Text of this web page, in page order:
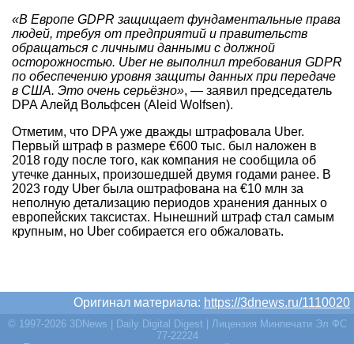
«В Европе GDPR защищает фундаментальные права
людей, требуя от предприятий и правительств
обращаться с личными данными с должной
осторожностью. Uber не выполнил требования GDPR
по обеспечению уровня защиты данных при передаче
в США. Это очень серьёзно», — заявил председатель
DPA Алейд Вольфсен (Aleid Wolfsen).
Отметим, что DPA уже дважды штрафовала Uber.
Первый штраф в размере €600 тыс. был наложен в
2018 году после того, как компания не сообщила об
утечке данных, произошедшей двумя годами ранее. В
2023 году Uber была оштрафована на €10 млн за
неполную детализацию периодов хранения данных о
европейских таксистах. Нынешний штраф стал самым
крупным, но Uber собирается его обжаловать.
Оригинал материала: https://3dnews.ru/1110020
© 1997-2026 3DNews | Daily Digital Digest | Лицензия Минпечати Эл ФС
77-22224